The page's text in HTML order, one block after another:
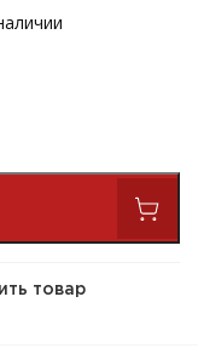
товар